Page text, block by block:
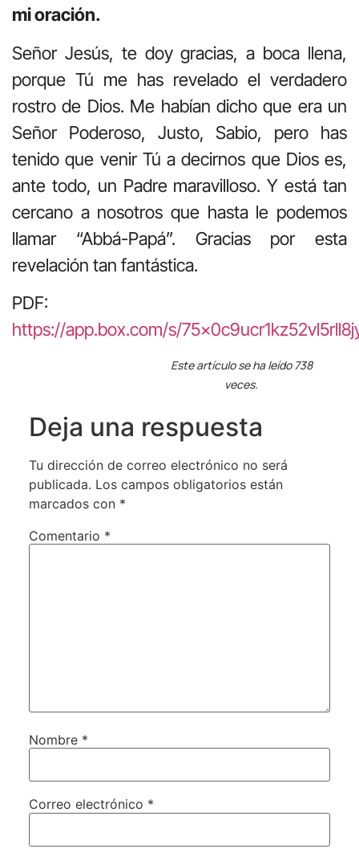
mi oración.
Señor Jesús, te doy gracias, a boca llena,
porque Tú me has revelado el verdadero
rostro de Dios. Me habían dicho que era un
Señor Poderoso, Justo, Sabio, pero has
tenido que venir Tú a decirnos que Dios es,
ante todo, un Padre maravilloso. Y está tan
cercano a nosotros que hasta le podemos
llamar “Abbá-Papá”. Gracias por esta
revelación tan fantástica.
PDF:
https://app.box.com/s/
Este artículo se ha leído 738
veces.
Deja una respuesta
Tu dirección de correo electrónico no será
publicada. Los campos obligatorios están
marcados con *
Comentario *
Nombre *
Correo electrónico *